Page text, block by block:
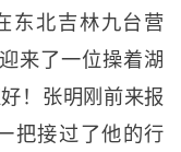
东北吉林九台营
来了一位操着湖
！张明刚前来报
把接过了他的行